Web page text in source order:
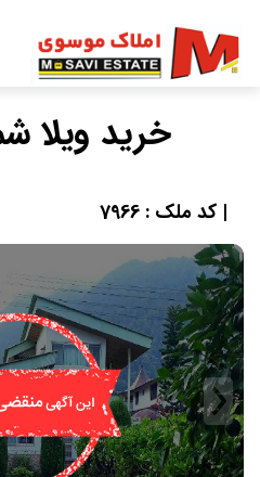
خرید ویلا
| کد ملک : 7966